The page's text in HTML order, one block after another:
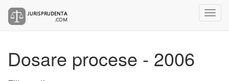
Dosare procese - 2006